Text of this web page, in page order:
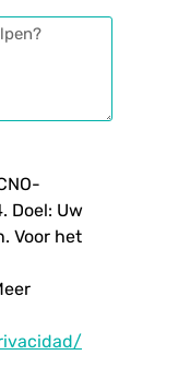
Doel: Uw
Voor het